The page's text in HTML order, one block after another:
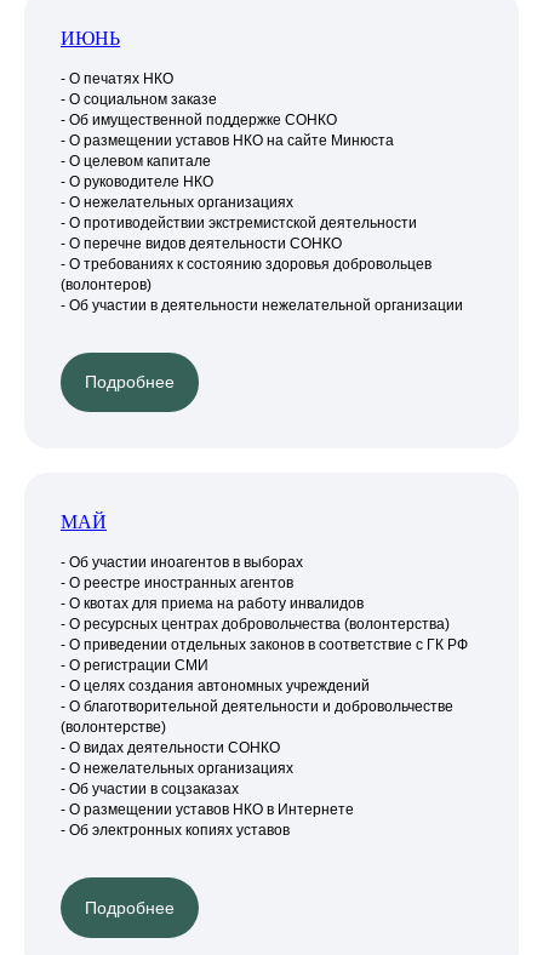
ИЮНЬ
- О печатях НКО
- О социальном заказе
- Об имущественной поддержке СОНКО
- О размещении уставов НКО на сайте Минюста
- О целевом капитале
- О руководителе НКО
- О нежелательных организациях
- О противодействии экстремистской деятельности
- О перечне видов деятельности СОНКО
- О требованиях к состоянию здоровья добровольцев
(волонтеров)
- Об участии в деятельности нежелательной организации
Подробнее
МАЙ
- Об участии иноагентов в выборах
- О реестре иностранных агентов
- О квотах для приема на работу инвалидов
- О ресурсных центрах добровольчества (волонтерства)
- О приведении отдельных законов в соответствие с ГК РФ
- О регистрации СМИ
- О целях создания автономных учреждений
- О благотворительной деятельности и добровольчестве
(волонтерстве)
- О видах деятельности СОНКО
- О нежелательных организациях
- Об участии в соцзаказах
- О размещении уставов НКО в Интернете
- Об электронных копиях уставов
Подробнее